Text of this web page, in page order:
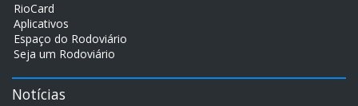
RioCard
Aplicativos
Espaço do Rodoviário
Seja um Rodoviário
Notícias